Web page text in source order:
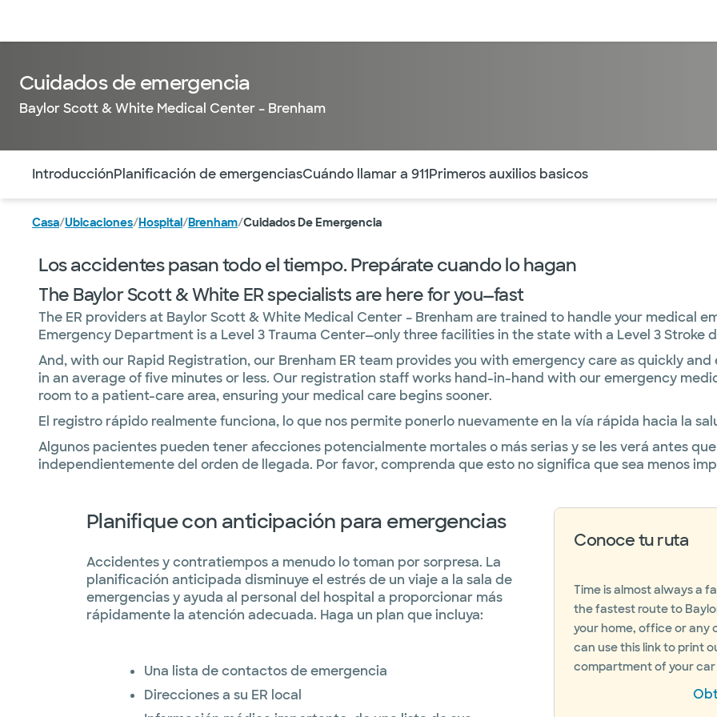
Cuidados de emergencia
Baylor Scott & White Medical Center – Brenham
IntroducciónPlanificación de emergenciasCuándo llamar a 911Primeros auxilios basicos
Casa/Ubicaciones/Hospital/Brenham/Cuidados De Emergencia
Los accidentes pasan todo el tiempo. Prepárate cuando lo hagan
The Baylor Scott & White ER specialists are here for you—fast
The ER providers at Baylor Scott & White Medical Center – Brenham are trained to handle your medical
Emergency Department is a Level 3 Trauma Center—only three facilities in the state with a Level 3 Stroke
And, with our Rapid Registration, our Brenham ER team provides you with emergency care as quickly
in an average of five minutes or less. Our registration staff works hand-in-hand with our emergency
room to a patient-care area, ensuring your medical care begins sooner.
El registro rápido realmente funciona, lo que nos permite ponerlo nuevamente en la vía rápida hacia la
Algunos pacientes pueden tener afecciones potencialmente mortales o más serias y se les verá antes
independientemente del orden de llegada. Por favor, comprenda que esto no significa que sea menos
Planifique con anticipación para emergencias
Accidentes y contratiempos a menudo lo toman por sorpresa. La
planificación anticipada disminuye el estrés de un viaje a la sala de
emergencias y ayuda al personal del hospital a proporcionar más
rápidamente la atención adecuada. Haga un plan que incluya:
Una lista de contactos de emergencia
Direcciones a su ER local
Conoce tu ruta
Time is almost always a
the fastest route to
your home, office or any
can use this link to print
compartment of your